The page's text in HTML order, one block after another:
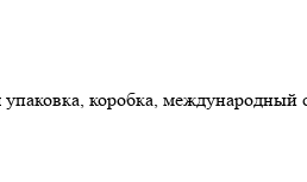
коробка,